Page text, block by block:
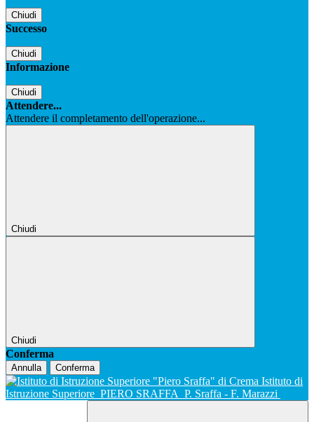
Chiudi
Successo
Chiudi
Informazione
Chiudi
Attendere...
Attendere il completamento dell'operazione...
Chiudi
Chiudi
Conferma
Annulla Conferma
Istituto di
Istruzione Superiore PIERO SRAFFA P. Sraffa - F. Marazzi